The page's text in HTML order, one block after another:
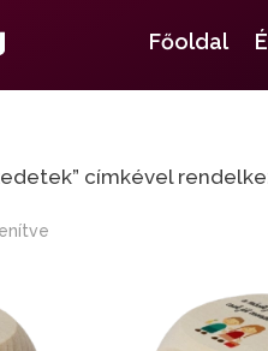
Főoldal
címkével